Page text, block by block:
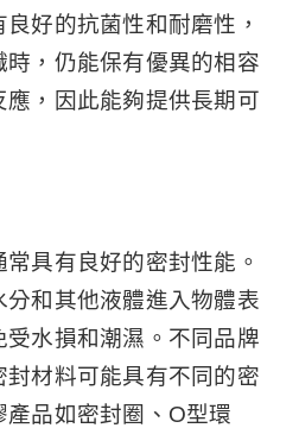
好的抗菌性和耐磨性，
，仍能保有優異的相容
，因此能夠提供長期可
具有良好的密封性能。
和其他液體進入物體表
水損和潮濕。不同品牌
材料可能具有不同的密
品如密封圈、O型環